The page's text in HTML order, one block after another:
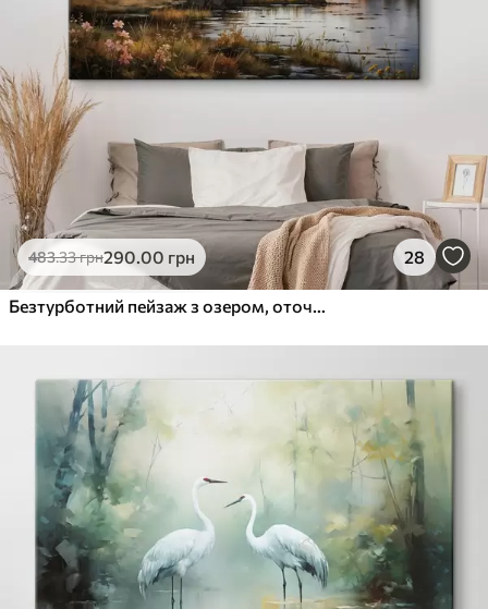
483.33грн290.00 грн 28
Безтурботний пейзаж з озером, оточеним соснами, що віддзеркалює теплі кольори західного неба